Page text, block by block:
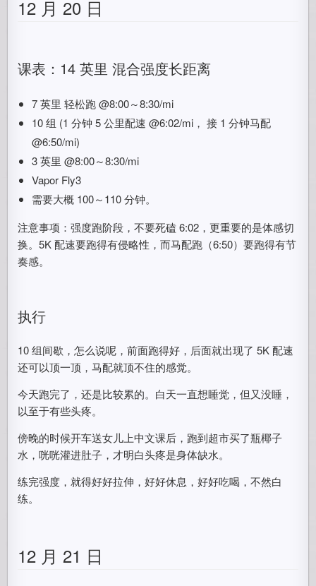
12 月 20 日
课表：14 英里 混合强度长距离
7 英里 轻松跑 @8:00～8:30/mi
10 组 (1 分钟 5 公里配速 @6:02/mi， 接 1 分钟马配
@6:50/mi)
3 英里 @8:00～8:30/mi
Vapor Fly3
需要大概 100～110 分钟。
注意事项：强度跑阶段，不要死磕 6:02，更重要的是体感切
换。5K 配速要跑得有侵略性，而马配跑（6:50）要跑得有节
奏感。
执行
10 组间歇，怎么说呢，前面跑得好，后面就出现了 5K 配速
还可以顶一顶，马配就顶不住的感觉。
今天跑完了，还是比较累的。白天一直想睡觉，但又没睡，
以至于有些头疼。
傍晚的时候开车送女儿上中文课后，跑到超市买了瓶椰子
水，咣咣灌进肚子，才明白头疼是身体缺水。
练完强度，就得好好拉伸，好好休息，好好吃喝，不然白
练。
12 月 21 日